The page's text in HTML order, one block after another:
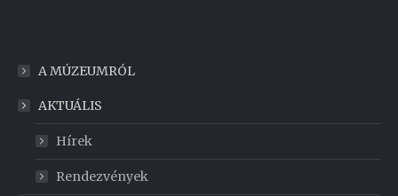
A MÚZEUMRÓL
AKTUÁLIS
Hírek
Rendezvények